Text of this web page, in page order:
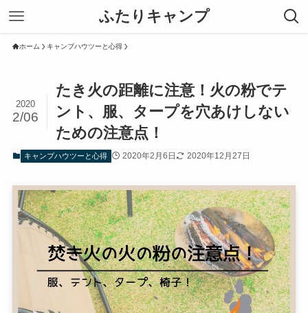
ふたりキャンプ
ホーム キャンプハウツーと心得
たき火の距離に注意！火の粉でテ
ント、服、タープを穴あけしない
ための注意点！
2020
2/06
キャンプハウツーと心得 2020年2月6日 2020年12月27日